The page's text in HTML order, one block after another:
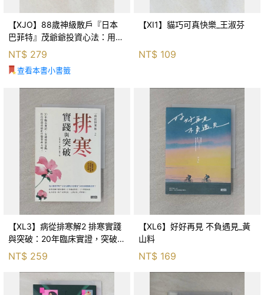
【XJO】88歲神級散戶『日本
巴菲特』茂爺爺投資心法：用
「126法則」滾出18億円資產的
69年股海交易術_藤本茂, 賴惠
鈴
NT$ 279
查看本書小書籤
【XI1】貓巧可真快樂_王淑芬
NT$ 109
【XL3】病從排寒解2 排寒實踐
與突破：20年臨床實證，突破排
寒盲點，防治疫毒流感的中醫養
命方略！_李璧如
NT$ 259
【XL6】好好再見 不負遇見_黃
山料
NT$ 169